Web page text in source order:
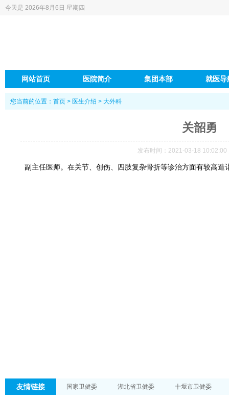
今天是 2026年8月6日 星期四
网站首页 医院简介 集团本部 就医导
您当前的位置： 首页 > 医生介绍 > 大外科
关韶勇
发布时间：2021-03-18 10:02:00
副主任医师。在关节、创伤、四肢复杂骨折等诊治方面有较高造
友情链接 国家卫健委 湖北省卫健委 十堰市卫健委